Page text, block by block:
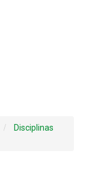
Disciplinas